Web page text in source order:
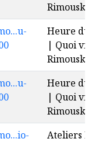
Rimouski
Heure du
| Quoi
Rimouski
Heure du
| Quoi
Rimouski
Ateliers